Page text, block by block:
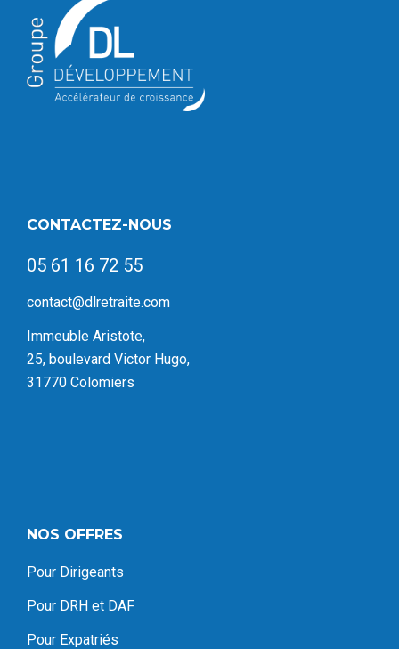
CONTACTEZ-NOUS
05 61 16 72 55
contact@dlretraite.com
Immeuble Aristote,
25, boulevard Victor Hugo,
31770 Colomiers
NOS OFFRES
Pour Dirigeants
Pour DRH et DAF
Pour Expatriés